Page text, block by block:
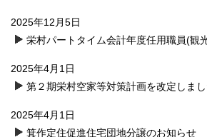
2025年12月5日
栄村パートタイム会計年度任用職員(観
2025年4月1日
第２期栄村空家等対策計画を改定しま
2025年4月1日
箕作定住促進住宅団地分譲のお知らせ